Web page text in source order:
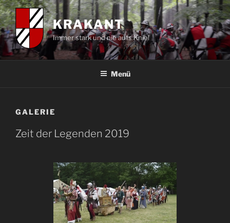
Zum
Inhalt
springen
KRAKANT
Immer stark und nie aufs Knie!
Menü
GALERIE
Zeit der Legenden 2019